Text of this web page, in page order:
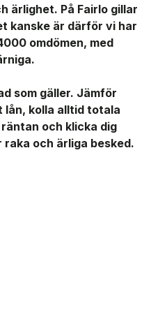
ärlighet. På Fairlo gillar
kanske är därför vi har
omdömen, med
som gäller. Jämför
lån, kolla alltid totala
och klicka dig
och ärliga besked.